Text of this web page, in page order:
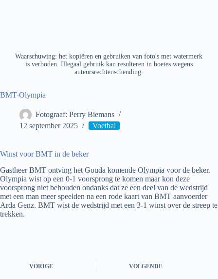
Waarschuwing: het kopiëren en gebruiken van foto's met watermerk
is verboden. Illegaal gebruik kan resulteren in boetes wegens
auteursrechtenschending.
BMT-Olympia
Fotograaf: Perry Biemans
12 september 2025
Voetbal
Winst voor BMT in de beker
Gastheer BMT ontving het Gouda komende Olympia voor de beker.
Olympia wist op een 0-1 voorsprong te komen maar kon deze
voorsprong niet behouden ondanks dat ze een deel van de wedstrijd
met een man meer speelden na een rode kaart van BMT aanvoerder
Arda Genz. BMT wist de wedstrijd met een 3-1 winst over de streep te
trekken.
VORIGE VOLGENDE